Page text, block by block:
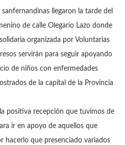
llegaron la tarde del
de calle Olegario Lazo donde
organizada por Voluntarias
servirán para seguir apoyando
de niños con enfermedades
de la capital de la Provincia
positiva recepción que tuvimos de
ir en apoyo de aquellos que
hacerlo que presenciado variados